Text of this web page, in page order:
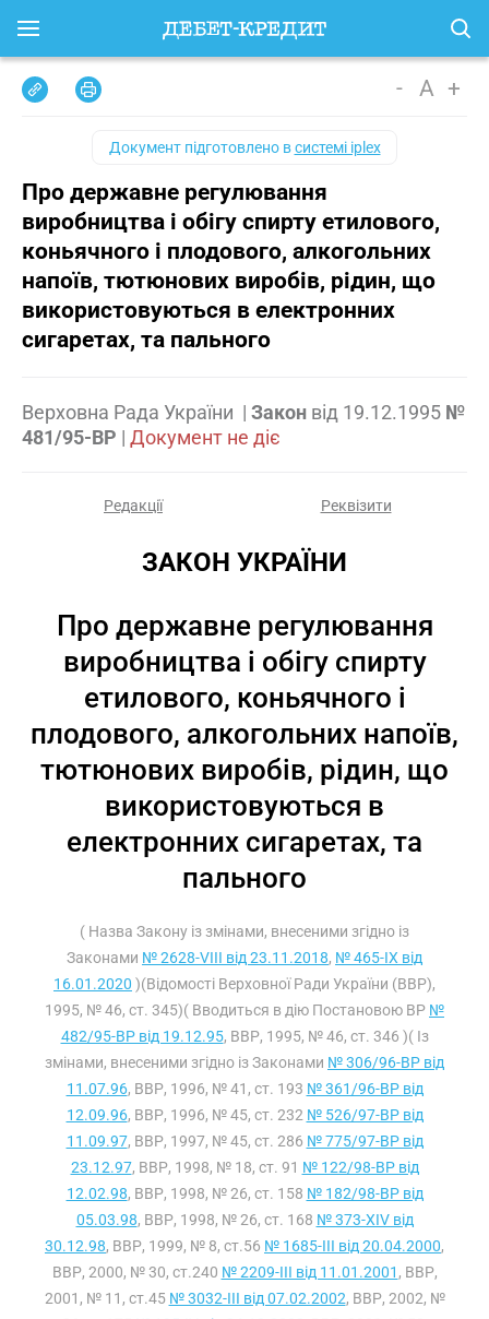
- A +
Документ підготовлено всистемі iplex
Про державне регулювання
виробництва і обігу спирту етилового,
коньячного і плодового, алкогольних
напоїв, тютюнових виробів, рідин, що
використовуються в електронних
сигаретах, та пального
Верховна Рада України | Закон від 19.12.1995 №
481/95-ВР | Документ не діє
Редакції Реквізити
ЗАКОН УКРАЇНИ
Про державне регулювання
виробництва і обігу спирту
етилового, коньячного і
плодового, алкогольних напоїв,
тютюнових виробів, рідин, що
використовуються в
електронних сигаретах, та
пального
( Назва Закону із змінами, внесеними згідно із
Законами № 2628-VIII від 23.11.2018, № 465-IX від
16.01.2020 )(Відомості Верховної Ради України (ВВР),
1995, № 46, ст. 345)( Вводиться в дію Постановою ВР №
482/95-ВР від 19.12.95, ВВР, 1995, № 46, ст. 346 )( Із
змінами, внесеними згідно із Законами № 306/96-ВР від
11.07.96, ВВР, 1996, № 41, ст. 193 № 361/96-ВР від
12.09.96, ВВР, 1996, № 45, ст. 232 № 526/97-ВР від
11.09.97, ВВР, 1997, № 45, ст. 286 № 775/97-ВР від
23.12.97, ВВР, 1998, № 18, ст. 91 № 122/98-ВР від
12.02.98, ВВР, 1998, № 26, ст. 158 № 182/98-ВР від
05.03.98, ВВР, 1998, № 26, ст. 168 № 373-XIV від
30.12.98, ВВР, 1999, № 8, ст.56 № 1685-III від 20.04.2000,
ВВР, 2000, № 30, ст.240 № 2209-III від 11.01.2001 , ВВР,
2001, № 11, ст.45 № 3032-III від 07.02.2002, ВВР, 2002, №